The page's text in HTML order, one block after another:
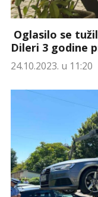
Oglasilo se
Dileri 3 godine
24.10.2023. u 11:20